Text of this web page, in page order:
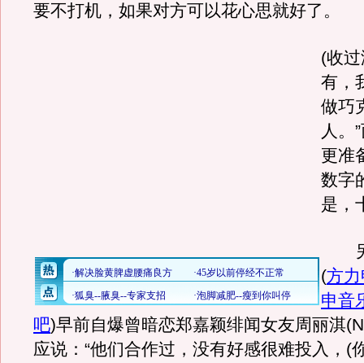
要不打机，如果对方可以花心思就好了。
(收
有，
做巧
人。
更准
数字
是，
另
(方
申音
吧)早前自爆曾暗恋郑嘉颖绯闻女友周丽淇
应说：“他们合作过，没有好感很难投入，(